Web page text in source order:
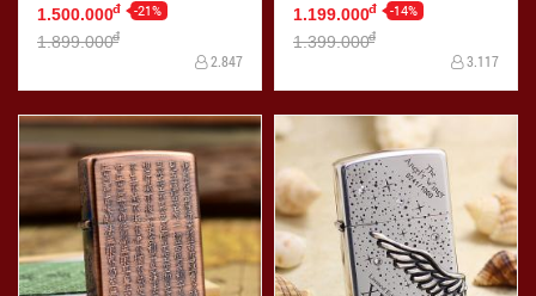
1.500.000đ -21%
1.899.000đ
2.847
1.199.000đ -14%
1.399.000đ
3.117